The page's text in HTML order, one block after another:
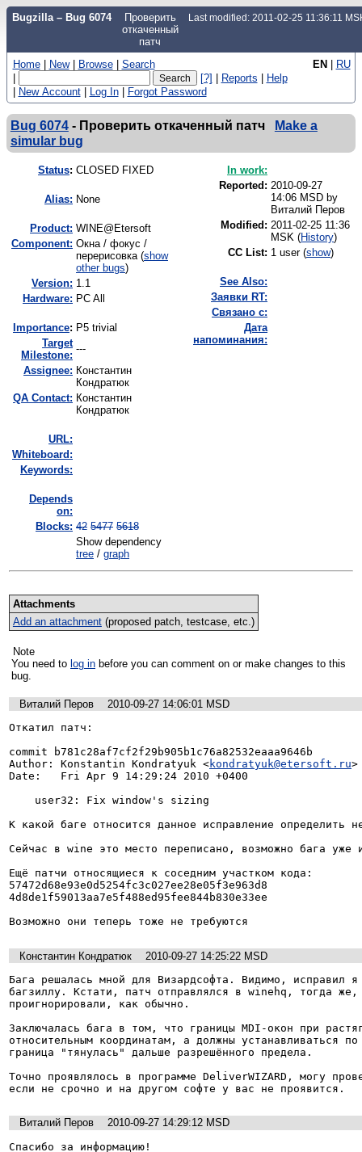
Bugzilla – Bug 6074
Проверить
откаченный
патч
Last modified: 2011-02-25 11:36:11
EN | RU
Home | New | Browse | Search
|
[?] | Reports | Help
| New Account | Log In | Forgot Password
Bug 6074 - Проверить откаченный патч
Make a
simular bug
Status: CLOSED FIXED
Alias: None
Product: WINE@Etersoft
Component: Окна / фокус /
перерисовка (show
other bugs)
Version: 1.1
Hardware: PC All
mportance: P5 trivial
Target
Milestone:
---
Assignee: Константин
Кондратюк
QA Contact: Константин
Кондратюк
URL:
Whiteboard:
Keywords:
Depends
on:
Blocks: 42 5477 5618
Show dependency
tree / graph
In work:
Reported: 2010-09-27
14:06 MSD by
Виталий Перов
Modified: 2011-02-25 11:36
MSK (History)
CC List: 1 user (show)
See Also:
Заявки RT:
Связано с:
Дата
напоминания:
Attachments
Add an attachment(proposed patch, testcase, etc.)
Note
You need to log in
bug.
Виталий Перов
2010-09-27 14:06:01 MSD
Откатил патч:
commit b781c28af7cf2f29b905b1c76a82532eaaa9646b
Author: Konstantin Kondratyuk <kondratyuk@etersoft.ru>
Date:   Fri Apr 9 14:29:24 2010 +0400
К какой баге относится данное исправление определить
Сейчас в wine это место переписано, возможно бага уже
Ещё патчи относящиеся к соседним участком кода:
57472d68e93e0d5254fc3c027ee28e05f3e963d8
4d8de1f59013aa7e5f488ed95fee844b830e33ee
Возможно они теперь тоже не требуются
Константин Кондратюк
2010-09-27 14:25:22 MSD
Бага решалась мной для Визардсофта. Видимо, исправил
багзиллу. Кстати, патч отправлялся в winehq, тогда
проигнорировали, как обычно.
Заключалась бага в том, что границы MDI-окон при
относительным координатам, а должны устанавливаться
граница "тянулась" дальше разрешённого предела.
Точно проявлялось в программе DeliverWIZARD, могу
если не срочно и на другом софте у вас не проявится.
Виталий Перов
2010-09-27 14:29:12 MSD
Спасибо за информацию!